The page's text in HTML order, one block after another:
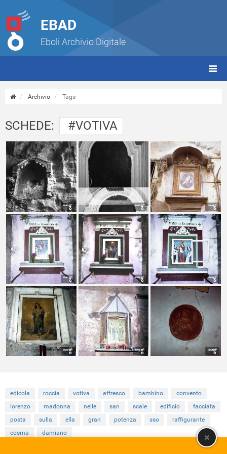
EBAD
Eboli Archivio Digitale
Archivio Tags
SCHEDE: #VOTIVA
edicola roccia votiva affresco bambino
convento
lorenzo
madonna nelle san scale edificio
facciata
posta
sulla ella gran potenza sso
raffigurante
cosma
damiano